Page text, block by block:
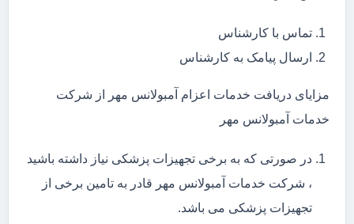
تماس با کارشناس
ارسال پیامک به کارشناس
مزایای دریافت خدمات اعزام آمبولانس مهر از شرکت
خدمات آمبولانس مهر
در صورتی که به برخی تجهیزات پزشکی نیاز داشته باشید
، شرکت خدمات آمبولانس مهر قادر به تامین برخی از
تجهیزات پزشکی می باشد.